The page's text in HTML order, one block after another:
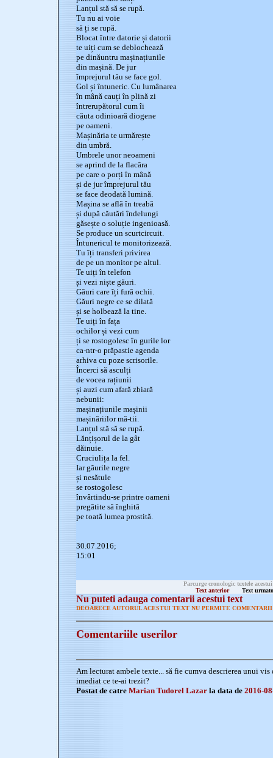
Lanțul stă să se rupă.
Tu nu ai voie
să ți se rupă.
Blocat între datorie și datorii
te uiți cum se deblochează
pe dinăuntru mașinațiunile
din mașină. De jur
împrejurul tău se face gol.
Gol și întuneric. Cu lumânarea
în mână cauți în plină zi
întrerupătorul cum îi
căuta odinioară diogene
pe oameni.
Mașinăria te urmărește
din umbră.
Umbrele unor neoameni
se aprind de la flacăra
pe care o porți în mână
și de jur împrejurul tău
se face deodată lumină.
Mașina se află în treabă
și după căutări îndelungi
găsește o soluție ingenioasă.
Se produce un scurtcircuit.
Întunericul te monitorizează.
Tu îți transferi privirea
de pe un monitor pe altul.
Te uiți în telefon
și vezi niște găuri.
Găuri care îți fură ochii.
Găuri negre ce se dilată
și se holbează la tine.
Te uiți în fața
ochilor și vezi cum
ți se rostogolesc în gurile lor
ca-ntr-o prăpastie agenda
arhiva cu poze scrisorile.
Încerci să asculți
de vocea rațiunii
și auzi cum afară zbiară
nebunii:
mașinațiunile mașinii
mașinăriilor mă-tii.
Lanțul stă să se rupă.
Lănțișorul de la gât
dăinuie.
Cruciulița la fel.
Iar găurile negre
și nesătule
se rostogolesc
învârtindu-se printre oameni
pregătite să înghită
pe toată lumea prostită.
30.07.2016;
15:01
Parcurge cronologic textele
Text anteriorText
Nu puteti adauga comentarii acestui text
DEOARECE AUTORUL ACESTUI TEXT NU PERMITE
Comentariile userilor
Am lecturat ambele texte... să fie cumva descrierea unui
imediat ce te-ai trezit?
Postat de catre Marian Tudorel Lazar la data de 2016-